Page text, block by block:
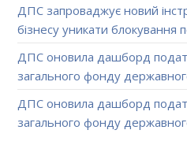
ДПС запроваджує новий
бізнесу уникати блокування
ДПС оновила дашборд
загального фонду
ДПС оновила дашборд
загального фонду